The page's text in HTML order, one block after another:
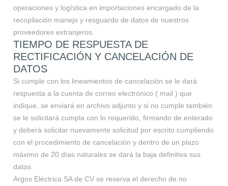
operaciones y logística en importaciones encargado de la
recopilación manejo y resguardo de datos de nuestros
proveedores extranjeros.
TIEMPO DE RESPUESTA DE
RECTIFICACIÓN Y CANCELACIÓN DE
DATOS
Si cumple con los lineamientos de cancelación se le dará
respuesta a la cuenta de correo electrónico ( mail ) que
indique, se enviará en archivo adjunto y si no cumple también
se le solicitará cumpla con lo requerido, firmando de enterado
y deberá solicitar nuevamente solicitud por escrito cumpliendo
con el procedimiento de cancelación y dentro de un plazo
máximo de 20 días naturales se dará la baja definitiva sus
datos.
Argos Eléctrica SA de CV se reserva el derecho de no